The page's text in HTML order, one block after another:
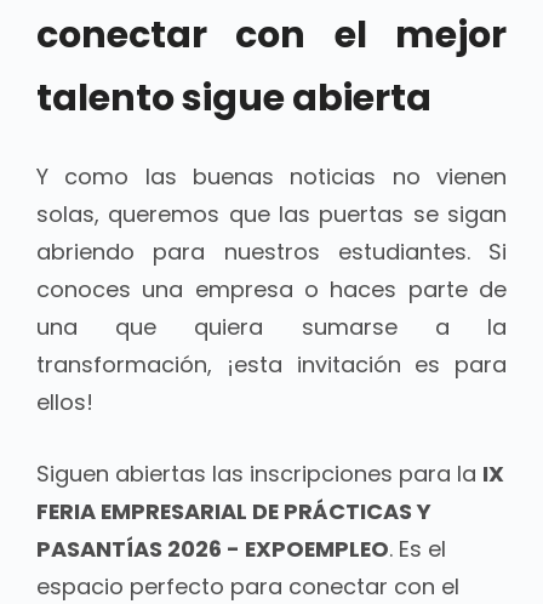
conectar con el mejor
talento sigue abierta
Y como las buenas noticias no vienen
solas, queremos que las puertas se sigan
abriendo para nuestros estudiantes. Si
conoces una empresa o haces parte de
una que quiera sumarse a la
transformación, ¡esta invitación es para
ellos!
Siguen abiertas las inscripciones para la IX
FERIA EMPRESARIAL DE PRÁCTICAS Y
PASANTÍAS 2026 - EXPOEMPLEO. Es el
espacio perfecto para conectar con el